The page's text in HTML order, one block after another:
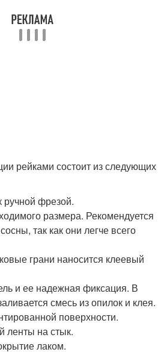
рейками состоит из следующих
ручной фрезой.
размера. Рекомендуется
так как они легче всего
грани наносится клеевый
и ее надежная фиксация. В
смесь из опилок и клея.
поверхности.
ленты на стык.
лаком.